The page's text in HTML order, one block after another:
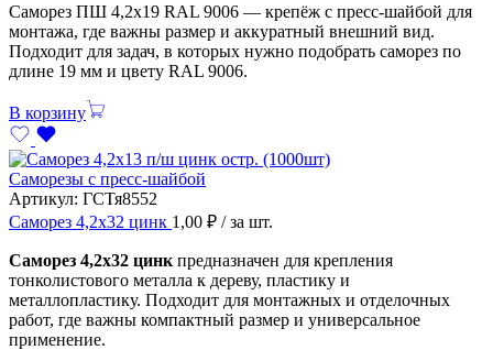
Саморез ПШ 4,2х19 RAL 9006 — крепёж с пресс-шайбой для
монтажа, где важны размер и аккуратный внешний вид.
Подходит для задач, в которых нужно подобрать саморез по
длине 19 мм и цвету RAL 9006.
В корзину
Саморезы с пресс-шайбой
Артикул: ГСТя8552
Саморез 4,2х32 цинк 1,00 ₽ / за шт.
Саморез 4,2х32 цинк предназначен для крепления
тонколистового металла к дереву, пластику и
металлопластику. Подходит для монтажных и отделочных
работ, где важны компактный размер и универсальное
применение.